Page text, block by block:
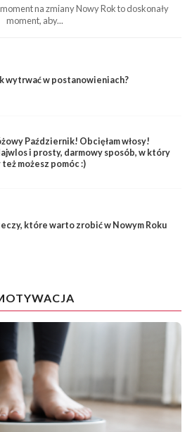
na zmiany Nowy Rok to doskonały
moment, aby...
wytrwać w postanowieniach?
Październik! Obcięłam włosy!
i prosty, darmowy sposób, w który
też możesz pomóc :)
które warto zrobić w Nowym Roku